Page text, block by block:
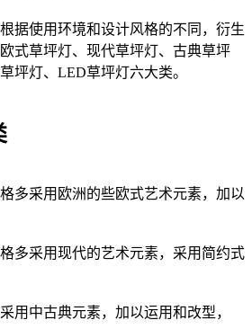
使用环境和设计风格的不同，衍生
式草坪灯、现代草坪灯、古典草坪
坪灯、LED草坪灯六大类。
多采用欧洲的些欧式艺术元素，加以
多采用现代的艺术元素，采用简约式
用中古典元素，加以运用和改型，